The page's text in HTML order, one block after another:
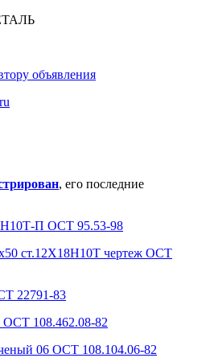
объявления
, его последние
П ОСТ 95.53-98
ст.12Х18Н10Т чертеж ОСТ
22791-83
108.462.08-82
06 ОСТ 108.104.06-82